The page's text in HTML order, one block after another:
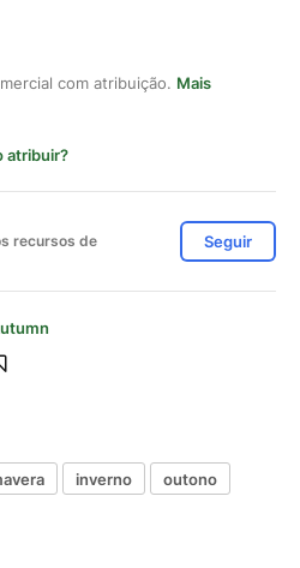
com atribuição. Mais
atribuir?
recursos de
Seguir
inverno
outono